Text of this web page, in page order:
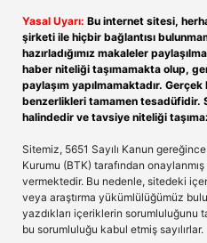
Yasal Uyarı: Bu internet sitesi,
şirketi ile hiçbir bağlantısı
hazırladığımız makaleler
haber niteliği taşımamakta olup,
paylaşım yapılmamaktadır.
benzerlikleri tamamen tesadüfidir.
halindedir ve tavsiye niteliği
Sitemiz, 5651 Sayılı Kanun
Kurumu (BTK) tarafından
vermektedir. Bu nedenle, sitedeki
veya araştırma yükümlülüğümüz
yazdıkları içeriklerin sorumluluğunu
bu sorumluluğu kabul etmiş sayılırlar.